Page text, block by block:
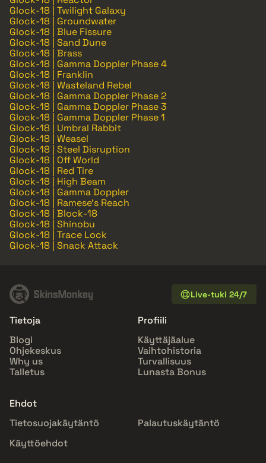
Glock-18 | Twilight Galaxy
Glock-18 | Groundwater
Glock-18 | Blue Fissure
Glock-18 | Sand Dune
Glock-18 | Brass
Glock-18 | Gamma Doppler Phase 4
Glock-18 | Franklin
Glock-18 | Wasteland Rebel
Glock-18 | Gamma Doppler Phase 2
Glock-18 | Gamma Doppler Phase 3
Glock-18 | Gamma Doppler Phase 1
Glock-18 | Umbral Rabbit
Glock-18 | Weasel
Glock-18 | Steel Disruption
Glock-18 | Off World
Glock-18 | Red Tire
Glock-18 | High Beam
Glock-18 | Gamma Doppler
Glock-18 | Ramese's Reach
Glock-18 | Block-18
Glock-18 | Shinobu
Glock-18 | Trace Lock
Glock-18 | Snack Attack
Live-tuki 24/7
Tietoja
Blogi
Ohjekeskus
Why us
Talletus
Profiili
Käyttäjäalue
Vaihtohistoria
Turvallisuus
Lunasta Bonus
Ehdot
Tietosuojakäytäntö
Palautuskäytäntö
Käyttöehdot